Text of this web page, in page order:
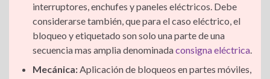
interruptores, enchufes y paneles eléctricos. Debe
considerarse también, que para el caso eléctrico, el
bloqueo y etiquetado son solo una parte de una
secuencia mas amplia denominadaconsigna eléctrica.
Mecánica:Aplicación de bloqueos en partes móviles,